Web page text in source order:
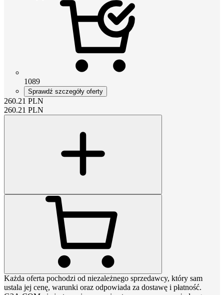
1089
Sprawdź szczegóły oferty
260.21 PLN
260.21 PLN
Każda oferta pochodzi od niezależnego sprzedawcy, który sam
ustala jej cenę, warunki oraz odpowiada za dostawę i płatność.